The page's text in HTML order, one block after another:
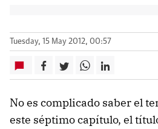
Tuesday, 15 May 2012, 00:57
No es complicado saber el
este séptimo capítulo, el